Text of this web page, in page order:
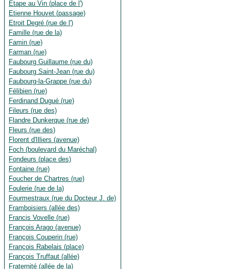
Etape au Vin (place de l')
Etienne Houvet (passage)
Etroit Degré (rue de l')
Famille (rue de la)
Famin (rue)
Farman (rue)
Faubourg Guillaume (rue du)
Faubourg Saint-Jean (rue du)
Faubourg-la-Grappe (rue du)
Félibien (rue)
Ferdinand Dugué (rue)
Fileurs (rue des)
Flandre Dunkerque (rue de)
Fleurs (rue des)
Florent d'Illiers (avenue)
Foch (boulevard du Maréchal)
Fondeurs (place des)
Fontaine (rue)
Foucher de Chartres (rue)
Foulerie (rue de la)
Fourmestraux (rue du Docteur J. de)
Framboisiers (allée des)
Francis Vovelle (rue)
François Arago (avenue)
François Couperin (rue)
François Rabelais (place)
François Truffaut (allée)
Fraternité (allée de la)